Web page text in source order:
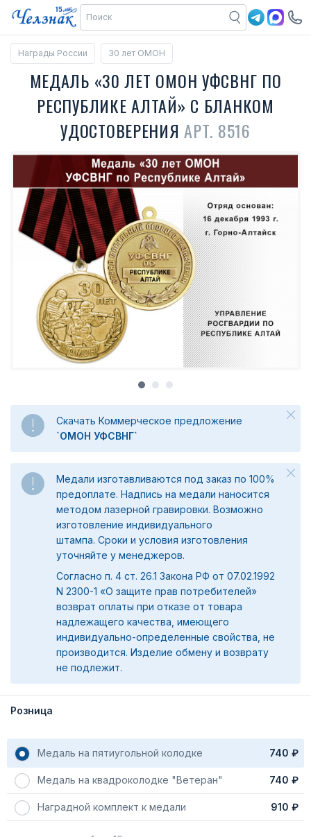
Награды России 30 лет ОМОН
МЕДАЛЬ «30 ЛЕТ ОМОН УФСВНГ ПО
РЕСПУБЛИКЕ АЛТАЙ» С БЛАНКОМ
УДОСТОВЕРЕНИЯАРТ. 8516
Скачать Коммерческое предложение
`ОМОН УФСВНГ`
Медали изготавливаются под заказ по 100%
предоплате. Надпись на медали наносится
методом лазерной гравировки. Возможно
изготовление индивидуального
штампа. Сроки и условия изготовления
уточняйте у менеджеров.
Согласно п. 4 ст. 26.1 Закона РФ от 07.02.1992
N 2300-1 «О защите прав потребителей»
возврат оплаты при отказе от товара
надлежащего качества, имеющего
индивидуально-определенные свойства, не
производится. Изделие обмену и возврату
не подлежит.
Розница
Медаль на пятиугольной колодке 740 ₽
Медаль на квадроколодке "Ветеран" 740 ₽
Наградной комплект к медали 910 ₽